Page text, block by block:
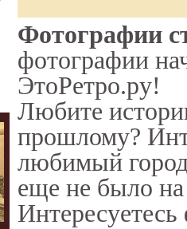
Фотографии
фотографии
ЭтоРетро.ру!
Любите
прошлому?
любимый
еще не было на
Интересуетесь